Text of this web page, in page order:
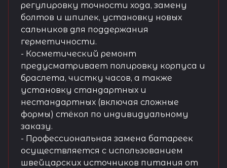
регулировку точности хода, замену
болтов и шпилек, установку новых
сальников для поддержания
герметичности.
- Косметический ремонт
предусматривает полировку корпуса и
браслета, чистку часов, а также
установку стандартных и
нестандартных (включая сложные
формы) стёкол по индивидуальному
заказу.
- Профессиональная замена батареек
осуществляется с использованием
швейцарских источников питания от